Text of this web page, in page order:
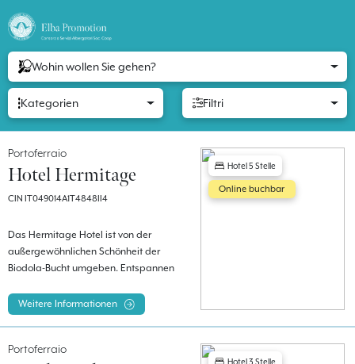
Wohin wollen Sie gehen?
Kategorien Filtri
Portoferraio
Hotel Hermitage
CIN IT049014A1T4848II4
Das Hermitage Hotel ist von der
außergewöhnlichen Schönheit der
Biodola-Bucht umgeben. Entspannen
Salzwasserpools oder am Privatstrand.
Weitere Informationen
Hotel 5 Stelle
Online buchbar
Portoferraio
Hotel 3 Stelle